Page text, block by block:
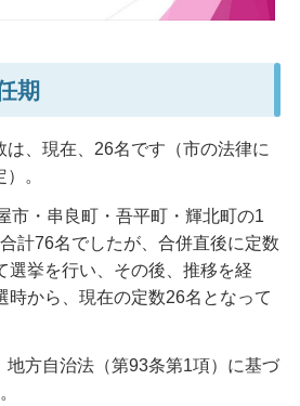
期
は、現在、26名です（市の法律に
。
市・串良町・吾平町・輝北町の1
計76名でしたが、合併直後に定数
選挙を行い、その後、推移を経
時から、現在の定数26名となって
地方自治法（第93条第1項）に基づ